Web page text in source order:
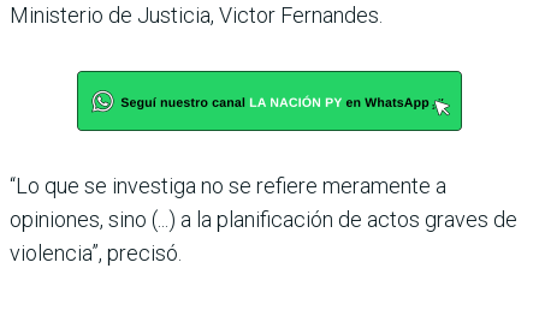
Ministerio de Justicia, Victor Fernandes.
“Lo que se investiga no se refiere meramente a
opiniones, sino (...) a la planificación de actos graves de
violencia”, precisó.